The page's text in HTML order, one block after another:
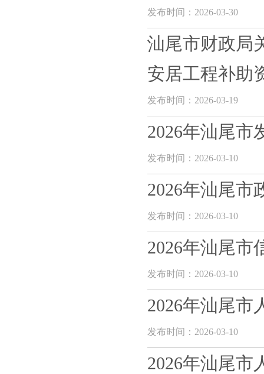
发布时间：2026-03-30
汕尾市财政局
安居工程补助
发布时间：2026-03-19
2026年汕尾市
发布时间：2026-03-10
2026年汕尾市
发布时间：2026-03-10
2026年汕尾市
发布时间：2026-03-10
2026年汕尾市
发布时间：2026-03-10
2026年汕尾市